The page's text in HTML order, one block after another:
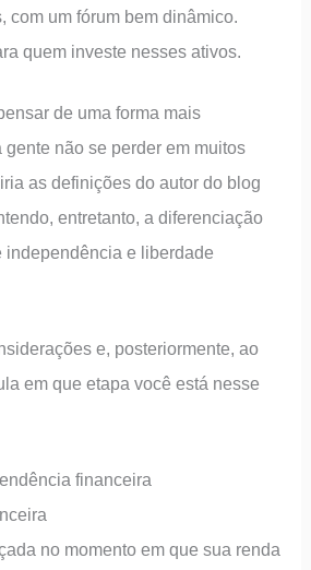
com um fórum bem dinâmico.
quem investe nesses ativos.
de uma forma mais
não se perder em muitos
as definições do autor do blog
entretanto, a diferenciação
independência e liberdade
e, posteriormente, ao
em que etapa você está nesse
financeira
no momento em que sua renda